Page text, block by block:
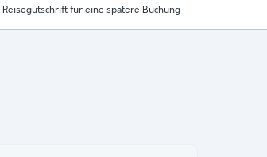
für eine spätere Buchung